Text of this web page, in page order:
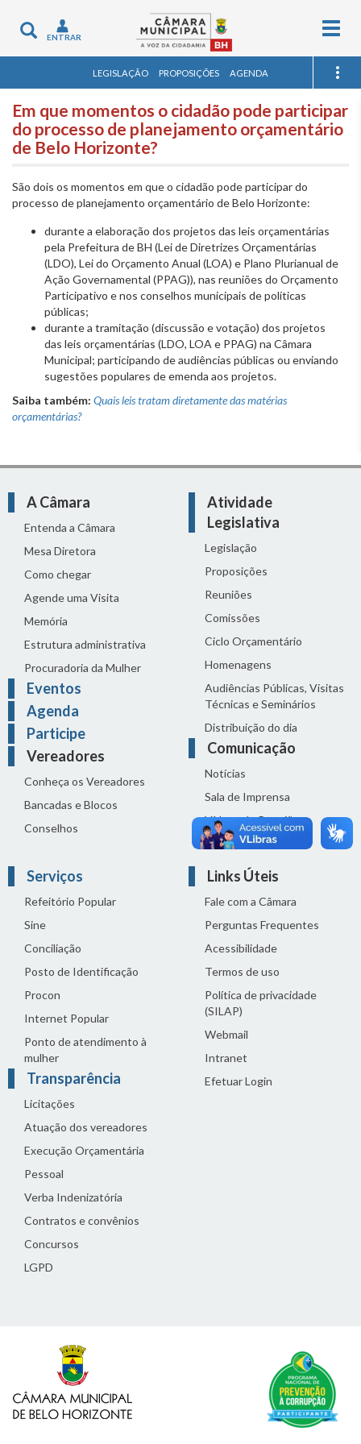
Toggle
navigation
ENTRAR
LEGISLAÇÃO PROPOSIÇÕES AGENDA
Em que momentos o cidadão pode participar
do processo de planejamento orçamentário
de Belo Horizonte?
São dois os momentos em que o cidadão pode participar do
processo de planejamento orçamentário de Belo Horizonte:
durante a elaboração dos projetos das leis orçamentárias
pela Prefeitura de BH (Lei de Diretrizes Orçamentárias
(LDO), Lei do Orçamento Anual (LOA) e Plano Plurianual de
Ação Governamental (PPAG)), nas reuniões do Orçamento
Participativo e nos conselhos municipais de políticas
públicas;
durante a tramitação (discussão e votação) dos projetos
das leis orçamentárias (LDO, LOA e PPAG) na Câmara
Municipal; participando de audiências públicas ou enviando
sugestões populares de emenda aos projetos.
Saiba também: Quais leis tratam diretamente das matérias
orçamentárias?
A Câmara
Entenda a Câmara
Mesa Diretora
Como chegar
Agende uma Visita
Memória
Estrutura administrativa
Procuradoria da Mulher
Eventos
Agenda
Participe
Vereadores
Conheça os Vereadores
Bancadas e Blocos
Conselhos
Atividade
Legislativa
Legislação
Proposições
Reuniões
Comissões
Ciclo Orçamentário
Homenagens
Audiências Públicas, Visitas
Técnicas e Seminários
Distribuição do dia
Comunicação
Notícias
Sala de Imprensa
Vídeos de Reuniões
Solenidades
Serviços
Refeitório Popular
Sine
Conciliação
Posto de Identificação
Procon
Internet Popular
Ponto de atendimento à
mulher
Transparência
Licitações
Atuação dos vereadores
Execução Orçamentária
Pessoal
Verba Indenizatória
Contratos e convênios
Concursos
LGPD
Links Úteis
Fale com a Câmara
Perguntas Frequentes
Acessibilidade
Termos de uso
Política de privacidade
(SILAP)
Webmail
Intranet
Efetuar Login